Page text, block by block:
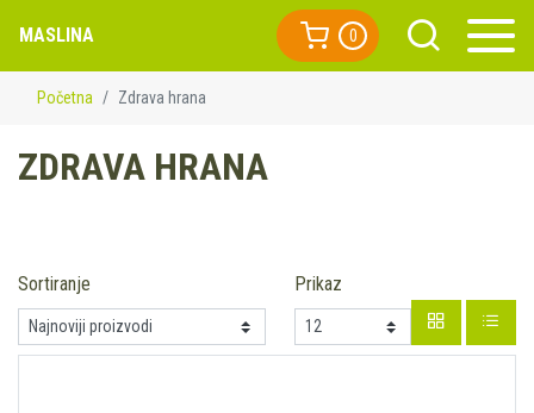
MASLINA 0
Početna Zdrava hrana
ZDRAVA HRANA
Sortiranje Prikaz